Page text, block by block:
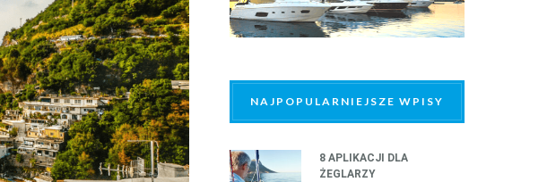
NAJPOPULARNIEJSZE WPISY
8 APLIKACJI DLA
ŻEGLARZY